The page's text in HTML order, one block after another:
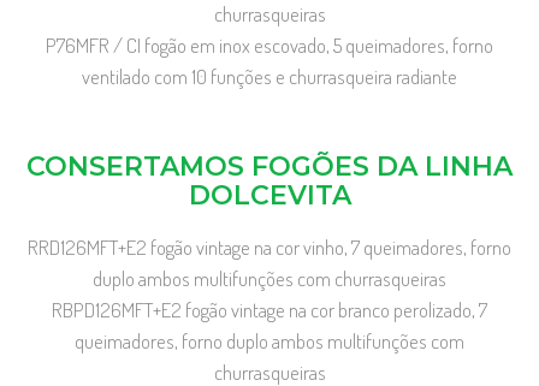
churrasqueiras
P76MFR / CI fogão em inox escovado, 5 queimadores, forno
ventilado com 10 funções e churrasqueira radiante
CONSERTAMOS FOGÕES DA LINHA
DOLCEVITA
RRD126MFT+E2 fogão vintage na cor vinho, 7 queimadores, forno
duplo ambos multifunções com churrasqueiras
RBPD126MFT+E2 fogão vintage na cor branco perolizado, 7
queimadores, forno duplo ambos multifunções com
churrasqueiras